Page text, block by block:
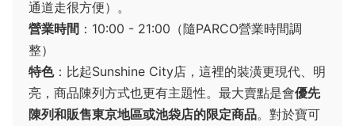
通道走很方便）。
營業時間 ：10:00 - 21:00（隨PARCO營業時間調
整）
特色：比起Sunshine City店，這裡的裝潢更現代、明
亮，商品陳列方式也更有主題性。最大賣點是會優先
陳列和販售東京地區或池袋店的限定商品。對於寶可